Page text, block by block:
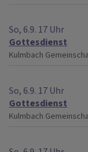
So, 6.9. 17 Uhr
Gottesdienst
Kulmbach
So, 6.9. 17 Uhr
Gottesdienst
Kulmbach